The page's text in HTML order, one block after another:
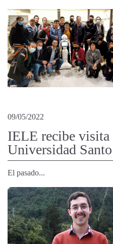
09/05/2022
IELE recibe visita
Universidad
El pasado...